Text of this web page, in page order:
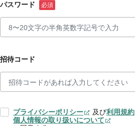
パスワード
招待コード
プライバシーポリシー 及び利用規約
個人情報の取り扱いについて